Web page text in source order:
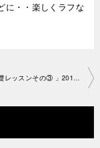
に・・楽しくラフな